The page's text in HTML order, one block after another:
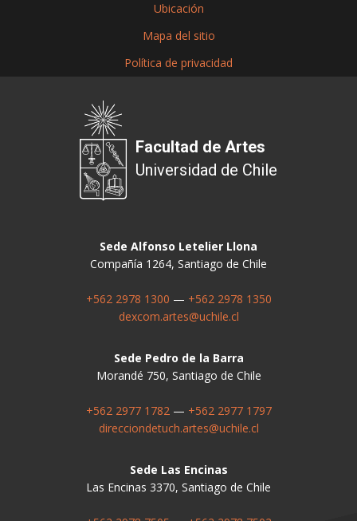
Ubicación
Mapa del sitio
Política de privacidad
Facultad de Artes
Universidad de Chile
Sede Alfonso Letelier Llona
Compañía 1264, Santiago de Chile
+562 2978 1300 — +562 2978 1350
dexcom.artes@uchile.cl
Sede Pedro de la Barra
Morandé 750, Santiago de Chile
+562 2977 1782— +562 2977 1797
direcciondetuch.artes@uchile.cl
Sede Las Encinas
Las Encinas 3370, Santiago de Chile